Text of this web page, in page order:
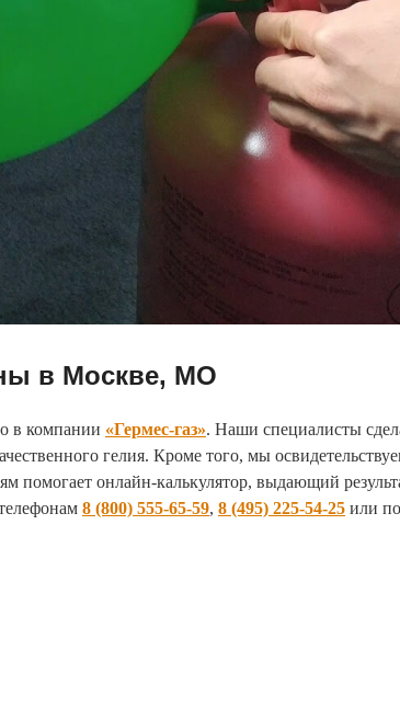
в Москве, МО
в компании «Гермес-газ». Наши специалисты
гелия. Кроме того, мы
помогает онлайн-калькулятор, выдающий
8 (800) 555-65-59, 8 (495) 225-54-25 или